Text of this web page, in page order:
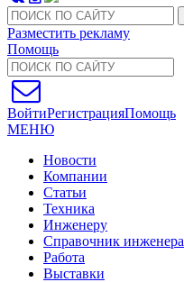
Разместить рекламу
Помощь
ВойтиРегистрацияПомощь
МЕНЮ
Новости
Компании
Статьи
Техника
Инженеру
Справочник инженера
Работа
Выставки